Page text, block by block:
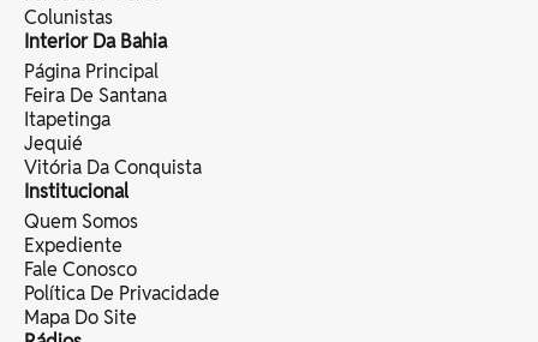
Colunistas
Interior Da Bahia
Página Principal
Feira De Santana
Itapetinga
Jequié
Vitória Da Conquista
Institucional
Quem Somos
Expediente
Fale Conosco
Política De Privacidade
Mapa Do Site